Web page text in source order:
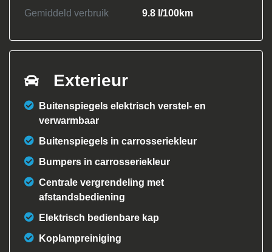
Gemiddeld verbruik
9.8 l/100km
Exterieur
Buitenspiegels elektrisch verstel- en
verwarmbaar
Buitenspiegels in carrosseriekleur
Bumpers in carrosseriekleur
Centrale vergrendeling met
afstandsbediening
Elektrisch bedienbare kap
Koplampreiniging